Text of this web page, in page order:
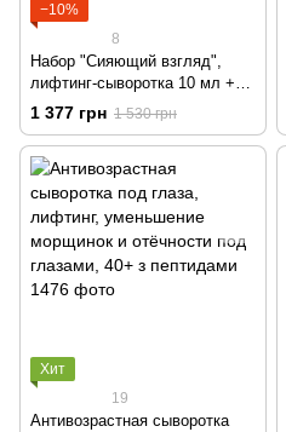
−10%
8
Набор "Сияющий взгляд",
лифтинг-сыворотка 10 мл +
крем под глаза 15 мл с
дополнительным пептидом
1 377 грн 1 530 грн
Хит
19
Антивозрастная сыворотка